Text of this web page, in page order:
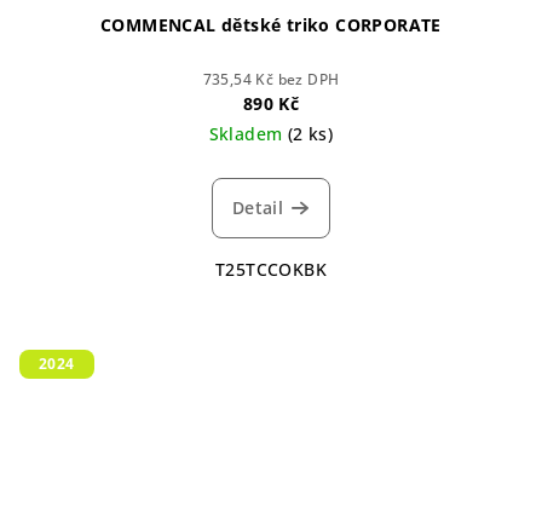
COMMENCAL dětské triko CORPORATE
735,54 Kč bez DPH
890 Kč
Skladem (2 ks)
Detail
T25TCCOKBK
2024